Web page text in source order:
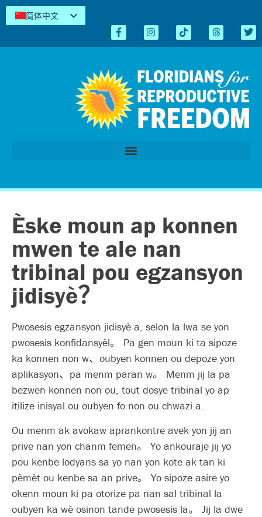
简体中文
Español
Èske moun ap konnen
mwen te ale nan
tribinal pou egzansyon
jidisyè？
Pwosesis egzansyon jidisyè a, selon la lwa se yon
pwosesis konfidansyèl。 Pa gen moun ki ta sipoze
ka konnen non w、oubyen konnen ou depoze yon
aplikasyon、pa menm paran w。 Menm jij la pa
bezwen konnen non ou, tout dosye tribinal yo ap
itilize inisyal ou oubyen fo non ou chwazi a.
Ou menm ak avokaw aprankontre avek yon jij an
prive nan yon chanm femen。 Yo ankouraje jij yo
pou kenbe lodyans sa yo nan yon kote ak tan ki
pèmèt ou kenbe sa an prive。 Yo sipoze asire yo
okenn moun ki pa otorize pa nan sal tribinal la
oubyen ka wè osinon tande pwosesis la。 Jij la dwe